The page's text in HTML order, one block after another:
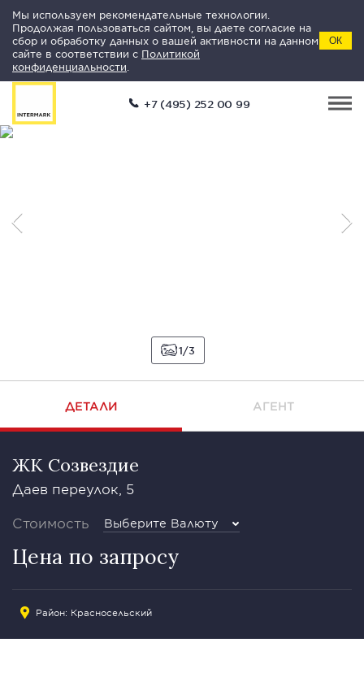
Мы используем рекомендательные технологии.
Продолжая пользоваться сайтом, вы даете согласие на
сбор и обработку данных о вашей активности на данном
сайте в соответствии с Политикой
конфиденциальности
ОК
+7 (495) 252 00 99
1 3
ДЕТАЛИ АГЕНТ
ЖК Созвездие
Даев переулок, 5
Стоимость Выберите Валюту
Цена по запросу
Район: Красносельский